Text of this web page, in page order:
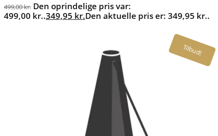
499,00kr. Den oprindelige pris var:
499,00 kr..349,95 kr.Den aktuelle pris er: 349,95 kr..
Tilbud!